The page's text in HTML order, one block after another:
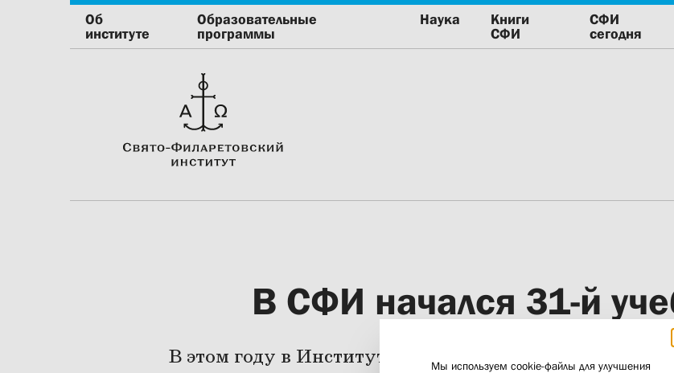
Об
институте
Образовательные
программы
Наука
Книги
СФИ
СФИ
сегодня
В СФИ начался 31-й
В этом году в Институте будет работать 11
Мы используем cookie-файлы для улучшения